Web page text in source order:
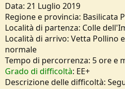
i
o
n
e
Data: 21 Luglio 2019
Regione e provincia: Basilicata
Località di partenza: Colle
Località di arrivo: Vetta Pollino
normale
Tempo di percorrenza: 5 ore e
Grado di difficoltà: EE+
Descrizione delle difficoltà: